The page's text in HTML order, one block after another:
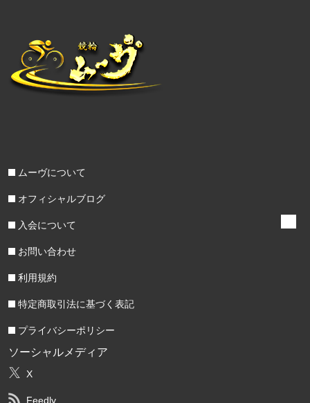
ムーヴについて
オフィシャルブログ
入会について
お問い合わせ
利用規約
特定商取引法に基づく表記
プライバシーポリシー
ソーシャルメディア
X
Feedly